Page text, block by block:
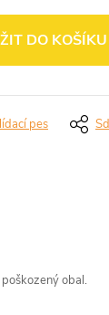
DO KOŠÍKU
pes
obal.